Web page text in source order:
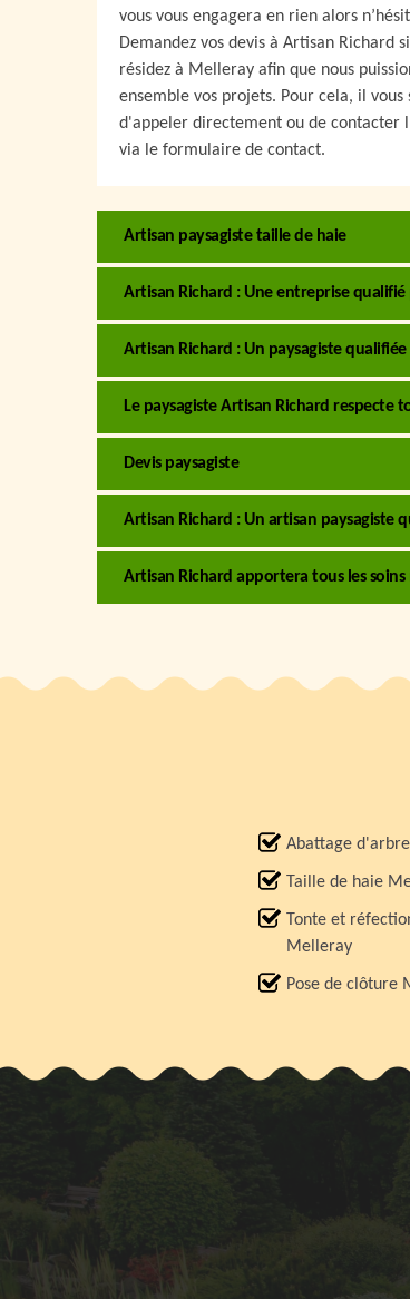
vous vous engagera en rien alors
Demandez vos devis à Artisan Richard
résidez à Melleray afin que nous
ensemble vos projets. Pour cela, il vous
d'appeler directement ou de contacter
via le formulaire de contact.
Artisan paysagiste taille de haie
Artisan Richard : Une entreprise
Artisan Richard : Un paysagiste
Le paysagiste Artisan Richard respecte
Devis paysagiste
Artisan Richard : Un artisan paysagiste
Artisan Richard apportera tous les soins
Abattage
Taille de haie
Tonte et
Melleray
Pose de clôture